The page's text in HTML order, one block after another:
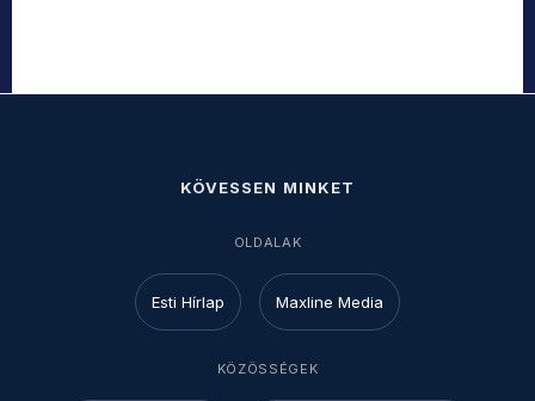
KÖVESSEN MINKET
OLDALAK
Esti Hírlap Maxline Media
KÖZÖSSÉGEK